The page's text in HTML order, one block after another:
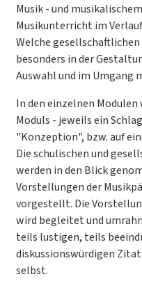
Musik - und
Musikunterricht im
Welche
besonders in der
Auswahl und im Umgang
In den einzelnen
Moduls - jeweils ein
"Konzeption", bzw. auf
Die schulischen und
werden in den Blick
Vorstellungen der
vorgestellt. Die
wird begleitet und
teils lustigen, teils
diskussionswürdigen
selbst.